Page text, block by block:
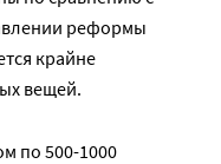
реформы
крайне
вещей.
по 500-1000